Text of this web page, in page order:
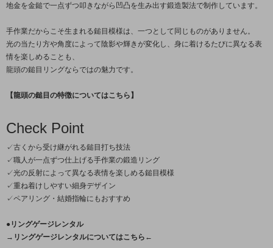
地金を金鎚で一点ずつ叩きながら凹凸を生み出す鍛造製法で制作しています。
手作業だからこそ生まれる鎚目模様は、一つとして同じものがありません。
光の当たり方や角度によって陰影や輝きが変化し、身に着けるたびに異なる表
情を楽しめることも、
龍頭の鎚目リングならではの魅力です。
【龍頭の鎚目の特徴についてはこちら】
Check Point
✓古くから受け継がれる鎚目打ち技法
✓職人が一点ずつ仕上げる手作業の鍛造リング
✓光の反射によって異なる表情を楽しめる鎚目模様
✓重ね着けしやすい細身デザイン
✓ペアリング・結婚指輪にもおすすめ
●リングゲージレンタル
→リングゲージレンタルについてはこちら←